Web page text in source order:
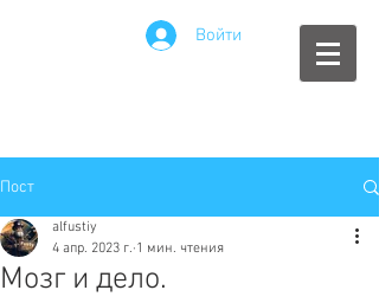
Войти
Пост
Мозг и дело.
alfustiy
4 апр. 2023 г. 1 мин. чтения